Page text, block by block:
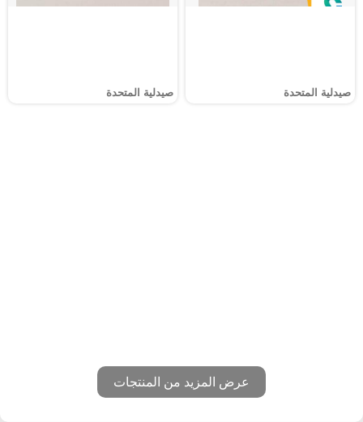
صيدلية المتحدة صيدلية المتحدة
عرض المزيد من المنتجات